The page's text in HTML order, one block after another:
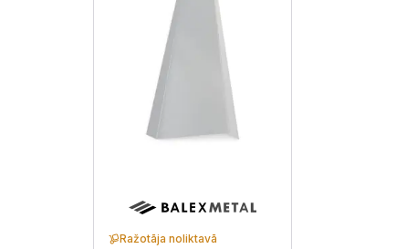
Ražotāja noliktavā